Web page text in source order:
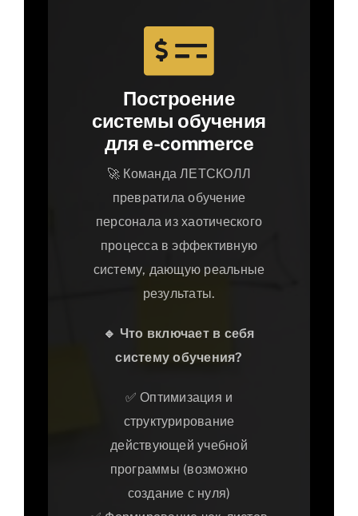
Построение
системы обучения
для e-commerce
🚀 Команда ЛЕТСКОЛЛ
превратила обучение
персонала из хаотического
процесса в эффективную
систему, дающую реальные
результаты.
🔹 Что включает в себя
систему обучения?
✅ Оптимизация и
структурирование
действующей учебной
программы (возможно
создание с нуля)